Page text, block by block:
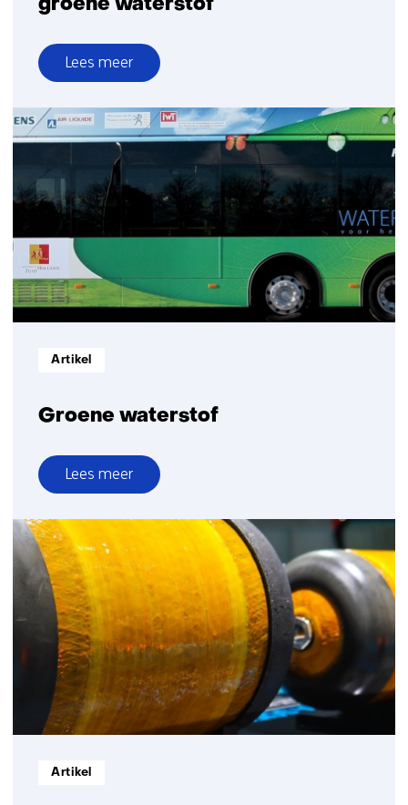
groene waterstof
Lees meer
over
Met
blauwe
waterstof
groene
waterstof
Groene waterstof
Informatietype:
Artikel
Lees meer
over
Groene
waterstof
Informatietype:
Artikel